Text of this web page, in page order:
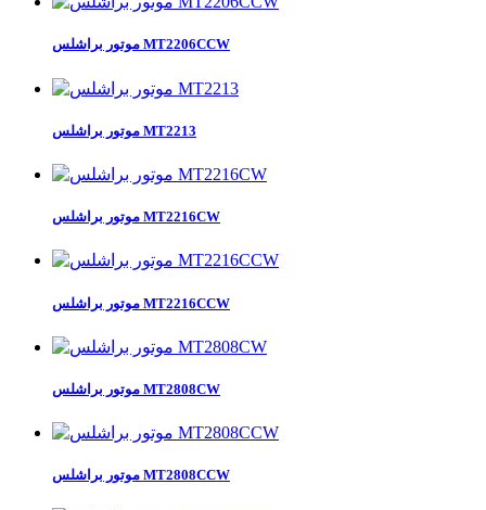
موتور براشلس MT2206CCW
موتور براشلس MT2213
موتور براشلس MT2216CW
موتور براشلس MT2216CCW
موتور براشلس MT2808CW
موتور براشلس MT2808CCW